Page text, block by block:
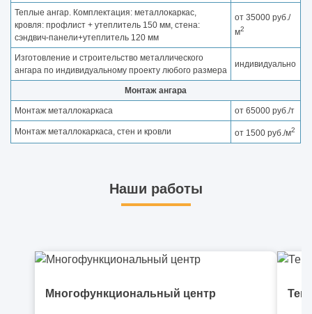
Теплые ангар. Комплектация: металлокаркас,
кровля: профлист + утеплитель 150 мм, стена:
сэндвич-панели+утеплитель 120 мм
от 35000 руб./
м2
Изготовление и строительство металлического
ангара по индивидуальному проекту любого размера
индивидуально
Монтаж ангара
Монтаж металлокаркаса от 65000 руб./т
Монтаж металлокаркаса, стен и кровли от 1500 руб./м2
Наши работы
Многофункциональный центр